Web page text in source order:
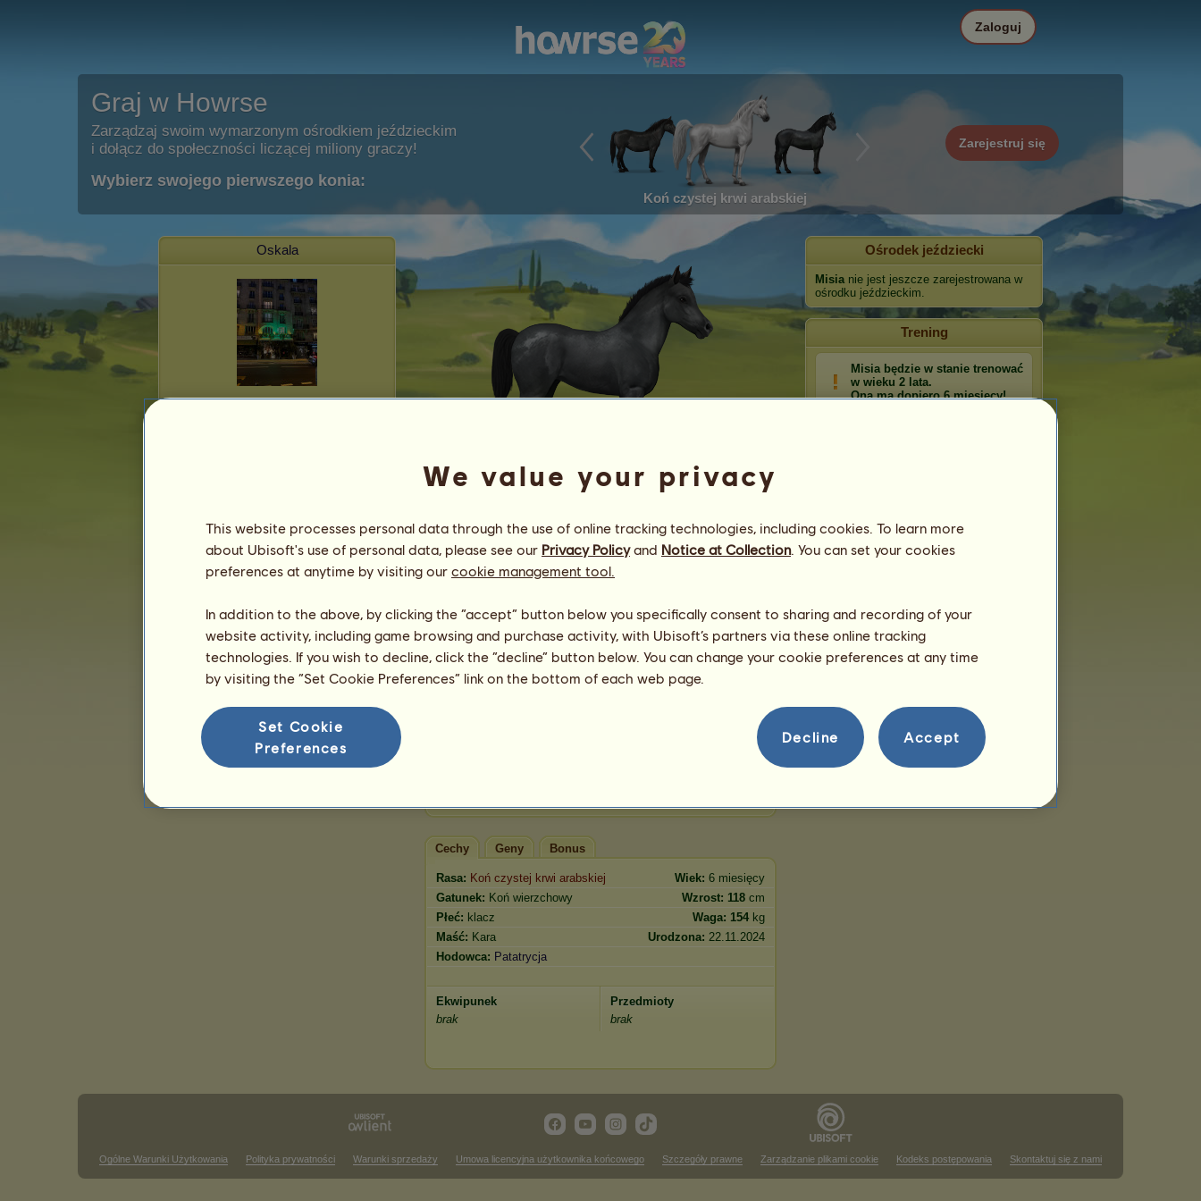
Graj w Howrse
Zarządzaj swoim wymarzonym ośrodkiem jeździeckim
i dołącz do społeczności liczącej miliony graczy!
Wybierz swojego pierwszego konia:
Koń czystej krwi arabskiej
Zarejestruj się
Zaloguj
Oskala
Ranking
Ranking ogólny
Ranking gatunków
Misia
08:00
Zdrowie
100 %
Morale
94%
Umiejętności Suma:
51.31
37.01
32.91
Cechy Geny Bonus
Rasa: Koń czystej krwi arabskiej Wiek: 6 miesięcy
Gatunek: Koń wierzchowy Wzrost: 118 cm
Płeć: klacz Waga: 154 kg
Maść: Kara Urodzona: 22.11.2024
Hodowca: Patatrycja
Ekwipunek
brak
Przedmioty
brak
Ośrodek jeździecki
Misianie jest jeszcze zarejestrowana w
ośrodku jeździeckim.
Trening
Misia będzie w stanie trenować
w wieku 2 lata.
Ona ma dopiero 6 miesięcy!
Ogólne Warunki Użytkowania Polityka prywatności Warunki sprzedaży Umowa licencyjna użytkownika końcowego Szczegóły prawne Zarządzanie plikami cookie Kodeks postępowania Skontaktuj się z nami
We value your privacy
This website processes personal data through the use of online tracking technologies, including cookies. To learn more
about Ubisoft's use of personal data, please see our Privacy Policyand Notice at Collection. You can set your cookies
preferences at anytime by visiting our cookie management tool.
In addition to the above, by clicking the “accept” button below you specifically consent to sharing and recording of your
website activity, including game browsing and purchase activity, with Ubisoft’s partners via these online tracking
technologies. If you wish to decline, click the “decline” button below. You can change your cookie preferences at any time
by visiting the “Set Cookie Preferences” link on the bottom of each web page.
Set Cookie
Preferences
Decline Accept